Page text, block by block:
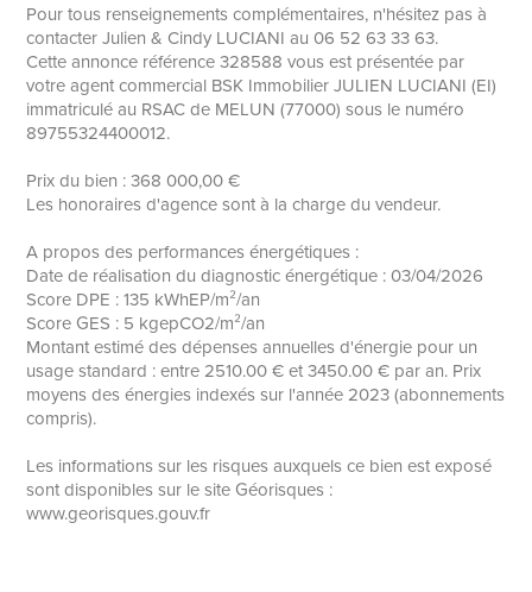
Pour tous renseignements complémentaires, n'hésitez pas à
contacter Julien & Cindy LUCIANI au 06 52 63 33 63.
Cette annonce référence 328588 vous est présentée par
votre agent commercial BSK Immobilier JULIEN LUCIANI (EI)
immatriculé au RSAC de MELUN (77000) sous le numéro
89755324400012.
Prix du bien : 368 000,00 €
Les honoraires d'agence sont à la charge du vendeur.
A propos des performances énergétiques :
Date de réalisation du diagnostic énergétique : 03/04/2026
Score DPE : 135 kWhEP/m²/an
Score GES : 5 kgepCO2/m²/an
Montant estimé des dépenses annuelles d'énergie pour un
usage standard : entre 2510.00 € et 3450.00 € par an. Prix
moyens des énergies indexés sur l'année 2023 (abonnements
compris).
Les informations sur les risques auxquels ce bien est exposé
sont disponibles sur le site Géorisques :
www.georisques.gouv.fr